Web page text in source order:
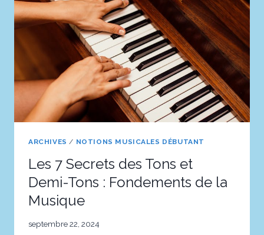
ARCHIVES / NOTIONS MUSICALES DÉBUTANT
Les 7 Secrets des Tons et
Demi-Tons : Fondements de la
Musique
septembre 22, 2024